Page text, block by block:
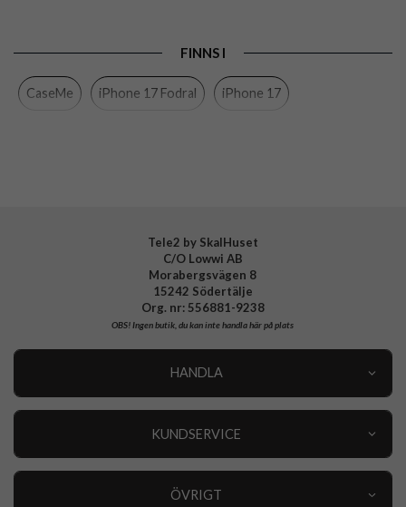
Kortfack, RFID-skydd, Stativfunktion
Färg
FINNS I
CaseMe iPhone 17 Fodral iPhone 17
Tele2 by SkalHuset
C/O Lowwi AB
Morabergsvägen 8
15242 Södertälje
Org. nr: 556881-9238
OBS!Ingen butik, du kan inte handla här på plats
HANDLA
KUNDSERVICE
ÖVRIGT